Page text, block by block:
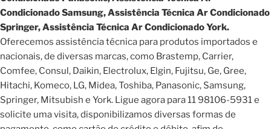
Condicionado Samsung, Assistência Técnica Ar Condicionado
Springer, Assistência Técnica Ar Condicionado York.
Oferecemos assistência técnica para produtos importados e
nacionais, de diversas marcas, como Brastemp, Carrier,
Comfee, Consul, Daikin, Electrolux, Elgin, Fujitsu, Ge, Gree,
Hitachi, Komeco, LG, Midea, Toshiba, Panasonic, Samsung,
Springer, Mitsubish e York. Ligue agora para 11 98106-5931 e
solicite uma visita, disponibilizamos diversas formas de